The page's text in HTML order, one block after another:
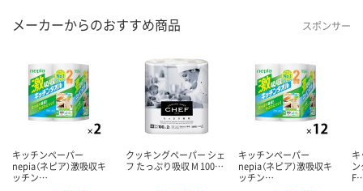
メーカーからのおすすめ商品 スポンサー
キッチンペーパー
nepia（ネピア）激吸収キ
ッチン…
クッキングペーパー シェ
フ たっぷり吸収 M 100…
キッチンペーパー
nepia（ネピア）激吸収キ
ッチン…